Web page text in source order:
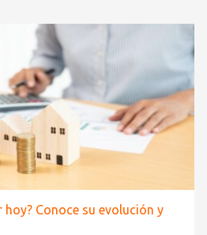
hoy? Conoce su evolución y